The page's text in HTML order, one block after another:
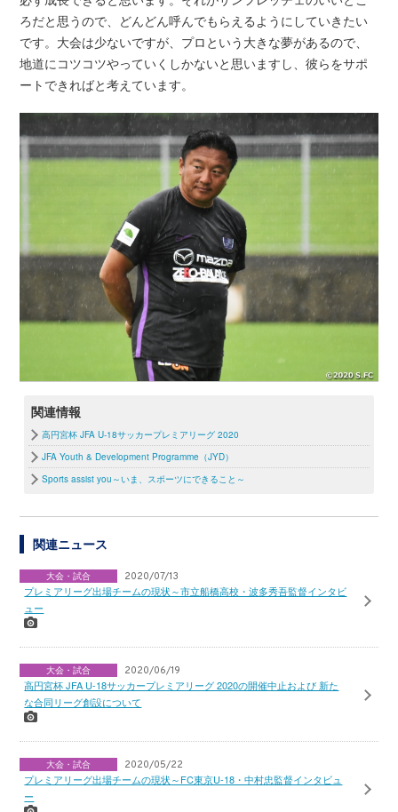
ろだと思うので、どんどん呼んでもらえるようにしていきたい
です。大会は少ないですが、プロという大きな夢があるので、
地道にコツコツやっていくしかないと思いますし、彼らをサポ
ートできればと考えています。
関連情報
高円宮杯 JFA U-18サッカープレミアリーグ 2020
JFA Youth & Development Programme（JYD）
Sports assist you～いま、スポーツにできること～
関連ニュース
大会・試合 2020/07/13
プレミアリーグ出場チームの現状～市立船橋高校・波多秀吾監督インタビ
ュー
大会・試合 2020/06/19
高円宮杯 JFA U-18サッカープレミアリーグ 2020の開催中止および 新た
な合同リーグ創設について
大会・試合 2020/05/22
プレミアリーグ出場チームの現状～FC東京U-18・中村忠監督インタビュ
ー